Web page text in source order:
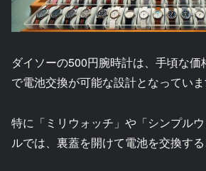
ダイソーの500円腕時計は、手頃な
で電池交換が可能な設計となっていま
特に「ミリウォッチ」や「シンプル
ルでは、裏蓋を開けて電池を交換する